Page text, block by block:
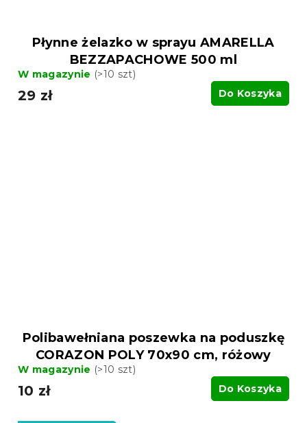
Płynne żelazko w sprayu AMARELLA
BEZZAPACHOWE 500 ml
W magazynie (>10 szt)
29 zł Do Koszyka
Polibawełniana poszewka na poduszkę
CORAZON POLY 70x90 cm, różowy
W magazynie (>10 szt)
10 zł Do Koszyka